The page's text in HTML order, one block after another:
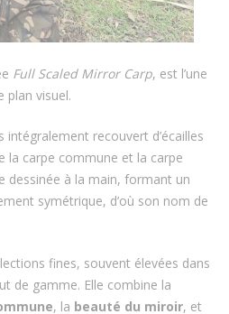
Full Scaled Mirror Carp, est l’une
plan visuel.
intégralement recouvert d’écailles
la carpe commune et la carpe
dessinée à la main, formant un
symétrique, d’où son nom de
fines, souvent élevées dans
de gamme. Elle combine la
, la beauté du miroir, et